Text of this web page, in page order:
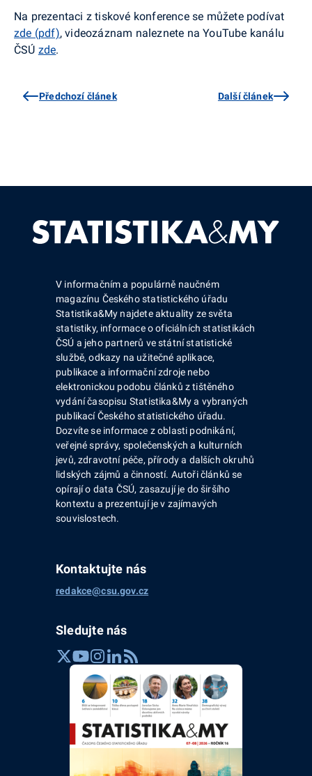
Na prezentaci z tiskové konference se můžete podívat
zde (pdf), videozáznam naleznete na YouTube kanálu
ČSÚ zde.
Předchozí článek Další článek
V informačním a populárně naučném
magazínu Českého statistického úřadu
Statistika&My najdete aktuality ze světa
statistiky, informace o oficiálních statistikách
ČSÚ a jeho partnerů ve státní statistické
službě, odkazy na užitečné aplikace,
publikace a informační zdroje nebo
elektronickou podobu článků z tištěného
vydání časopisu Statistika&My a vybraných
publikací Českého statistického úřadu.
Dozvíte se informace z oblasti podnikání,
veřejné správy, společenských a kulturních
jevů, zdravotní péče, přírody a dalších okruhů
lidských zájmů a činností. Autoři článků se
opírají o data ČSÚ, zasazují je do širšího
kontextu a prezentují je v zajímavých
souvislostech.
Kontaktujte nás
redakce@csu.gov.cz
Sledujte nás